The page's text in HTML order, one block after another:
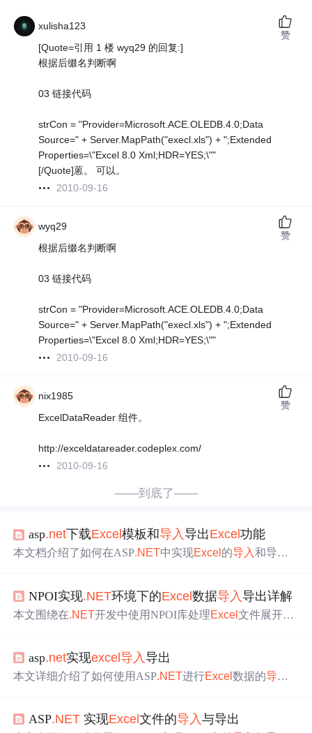
xulisha123
[Quote=引用 1 楼 wyq29 的回复:]
根据后缀名判断啊
03 链接代码
strCon = "Provider=Microsoft.ACE.OLEDB.4.0;Data
Source=" + Server.MapPath("execl.xls") + ";Extended
Properties=\"Excel 8.0 Xml;HDR=YES;\""
[/Quote]蒽。 可以。
2010-09-16
赞
wyq29
根据后缀名判断啊
03 链接代码
strCon = "Provider=Microsoft.ACE.OLEDB.4.0;Data
Source=" + Server.MapPath("execl.xls") + ";Extended
Properties=\"Excel 8.0 Xml;HDR=YES;\""
2010-09-16
赞
nix1985
ExcelDataReader 组件。
http://exceldatareader.codeplex.com/
2010-09-16
赞
——到底了——
asp.net下载Excel模板和导入导出Excel功能
本文档介绍了如何在ASP.NET中实现Excel 的导入和导出
示了如何导出数据到Excel 文件，支持用户根据特定条件筛
选数据并生成Excel报表。
NPOI实现.NET环境下的Excel数据导入导出详解
本文围绕在.NET开发中使用NPOI库处理Excel文件展开。
等。还讲解了HSSFWorkbook和XSSFWorkbook的使用、Da
taTable与Excel的转换、模板格式导入及文件格式和数据校
asp.net实现excel导入导出
本文详细介绍了如何使用ASP.NET进行Excel数据的导入
ASP.NET 实现Excel文件的导入与导出